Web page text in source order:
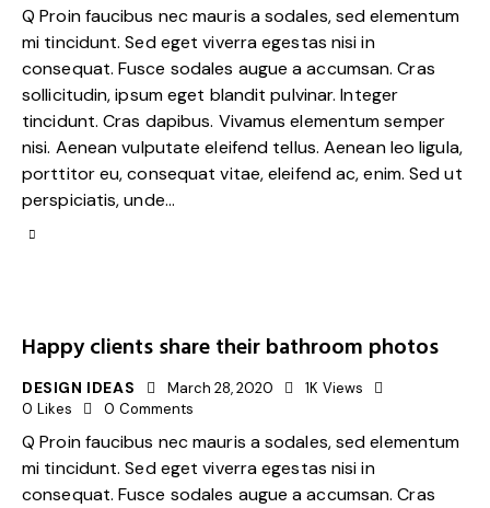
Q Proin faucibus nec mauris a sodales, sed elementum
mi tincidunt. Sed eget viverra egestas nisi in
consequat. Fusce sodales augue a accumsan. Cras
sollicitudin, ipsum eget blandit pulvinar. Integer
tincidunt. Cras dapibus. Vivamus elementum semper
nisi. Aenean vulputate eleifend tellus. Aenean leo ligula,
porttitor eu, consequat vitae, eleifend ac, enim. Sed ut
perspiciatis, unde…
Happy clients share their bathroom photos
DESIGN IDEAS March 28, 2020 1K Views
0 Likes 0 Comments
Q Proin faucibus nec mauris a sodales, sed elementum
mi tincidunt. Sed eget viverra egestas nisi in
consequat. Fusce sodales augue a accumsan. Cras